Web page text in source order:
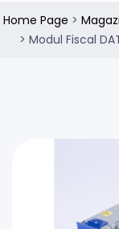
Home Page >
> Modul Fiscal